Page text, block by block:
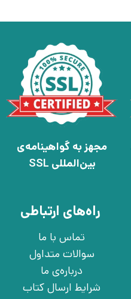
مجهز به گواهینامه‌ی
بین‌المللی SSL
راه‌های ارتباطی
تماس با ما
سوالات متداول
درباره‌ی ما
شرایط ارسال کتاب